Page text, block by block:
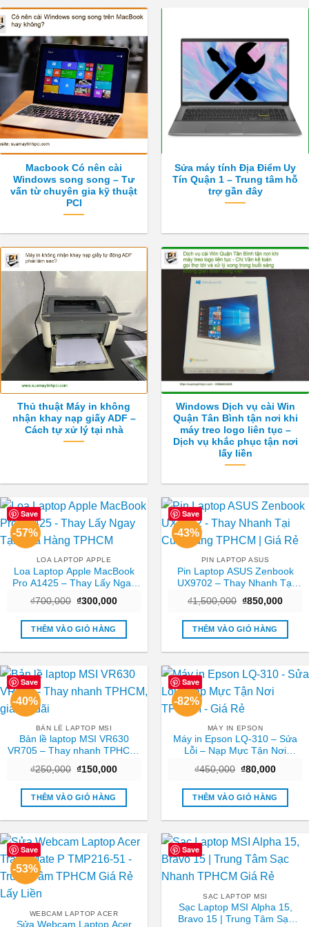
Macbook Có nên cài
Windows song song – Tư
vấn từ chuyên gia kỹ thuật
PCI
Sửa máy tính Địa Điểm Uy
Tín Quận 1 – Trung tâm hỗ
trợ gần đây
Thủ thuật Máy in không
nhận khay nạp giấy ADF –
Cách tự xử lý tại nhà
Windows Dịch vụ cài Win
Quận Tân Bình tận nơi khi
máy treo logo liên tục –
Dịch vụ khắc phục tận nơi
lấy liền
Save
-57%
LOA LAPTOP APPLE
Loa Laptop Apple MacBook
Pro A1425 – Thay Lấy Ngay
₫700,000 Giá
là:
₫700,000.
₫300,000Giá
tại
₫300,000.
THÊM VÀO GIỎ HÀNG
Save
-43%
PIN LAPTOP ASUS
Pin Laptop ASUS Zenbook
UX9702 – Thay Nhanh Tại
₫1,500,000 Giá
là:
₫1,500,000.
₫850,000Giá
tại
THÊM VÀO GIỎ HÀNG
Save
-40%
BẢN LỀ LAPTOP MSI
Bản lề laptop MSI VR630
VR705 – Thay nhanh TPHCM,
₫250,000 Giá
là:
₫250,000.
₫150,000Giá
tại
₫150,000.
THÊM VÀO GIỎ HÀNG
Save
-82%
MÁY IN EPSON
Máy in Epson LQ-310 – Sửa
Lỗi – Nạp Mực Tận Nơi
₫450,000 Giá
là:
₫450,000.
₫80,000Giá
tại
là:
THÊM VÀO GIỎ HÀNG
Save
-53%
WEBCAM LAPTOP ACER
Sửa Webcam Laptop Acer
Save
SẠC LAPTOP MSI
Sạc Laptop MSI Alpha 15,
Bravo 15 | Trung Tâm Sạc